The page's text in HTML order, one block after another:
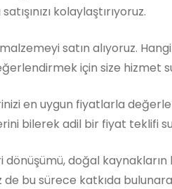
kolaylaştırıyoruz.
satın alıyoruz.
için size hizmet
en uygun fiyatlarla
bilerek adil bir fiyat teklifi
dönüşümü, doğal
bu sürece katkıda